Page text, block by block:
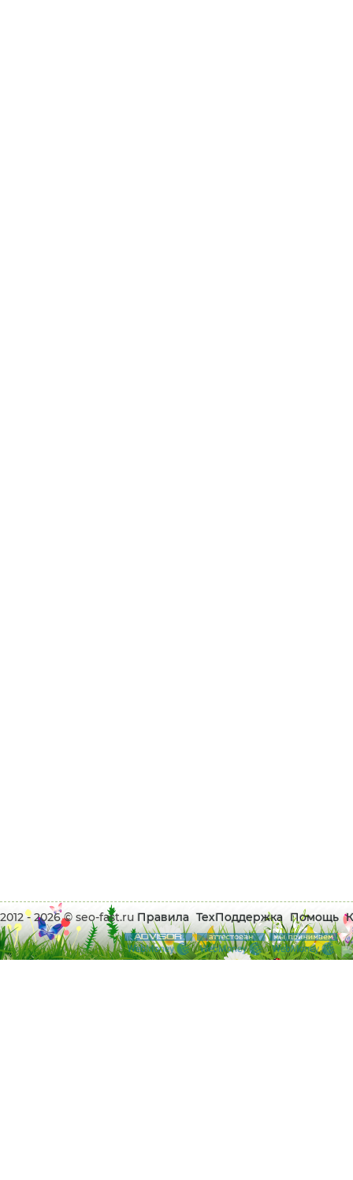
2012 - 2026 © seo-fast.ru Правила ТехПоддержка Помощь